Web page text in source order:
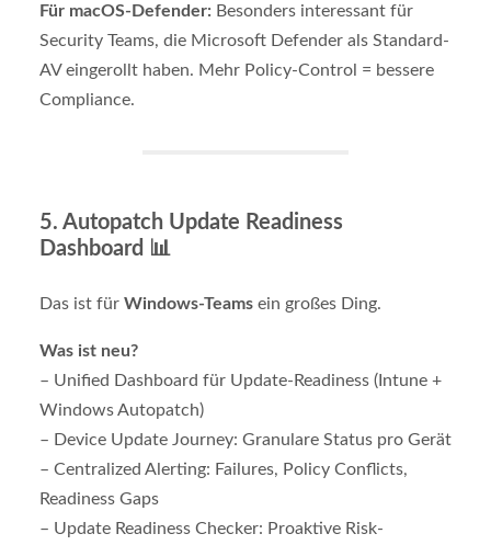
Für macOS-Defender: Besonders interessant für
Security Teams, die Microsoft Defender als Standard-
AV eingerollt haben. Mehr Policy-Control = bessere
Compliance.
5. Autopatch Update Readiness
Dashboard 📊
Das ist für Windows-Teamsein großes Ding.
Was ist neu?
– Unified Dashboard für Update-Readiness (Intune +
Windows Autopatch)
– Device Update Journey: Granulare Status pro Gerät
– Centralized Alerting: Failures, Policy Conflicts,
Readiness Gaps
– Update Readiness Checker: Proaktive Risk-